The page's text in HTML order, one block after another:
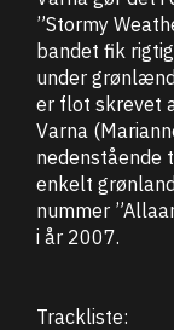
”Stormy
bandet fik
under
er flot skrevet
Varna
nedenstående
enkelt
nummer
i år 2007.
Trackliste: